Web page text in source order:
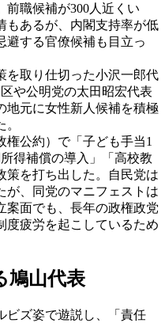
職候補が300人近くい
もあるが、内閣支持率が低
避する官僚候補も目立っ
取り仕切った小沢一郎代
や公明党の太田昭宏代表
地元に女性新人候補を積極
公約）で「子ども手当1
得補償の導入」「高校教
策を打ち出した。自民党は
が、同党のマニフェストは
案面でも、長年の政権政党
度疲労を起こしているため
鳩山代表
ズ姿で遊説し、「責任